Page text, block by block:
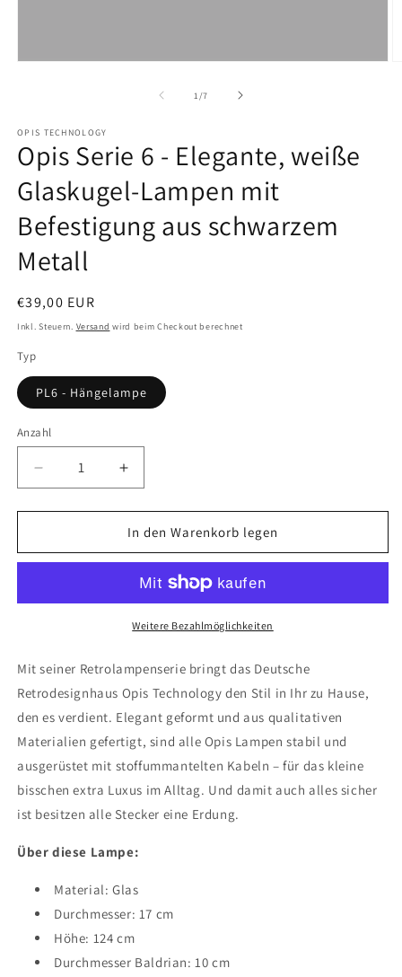
1 /von
7
OPIS TECHNOLOGY
Opis Serie 6 - Elegante, weiße
Glaskugel-Lampen mit
Befestigung aus schwarzem
Metall
Normaler
Preis
€39,00 EUR
Inkl. Steuern. Versand wird beim Checkout berechnet
Typ
PL6 - Hängelampe
Anzahl
Anzahl
Verringere
die
Menge
Opis
-
Glaskugel-
mit
Befestigung
aus
schwarzem
Metall
Erhöhe
die
Menge
für
Opis
-
Elegante,
Glaskugel-
mit
Befestigung
aus
schwarzem
Metall
In den Warenkorb legen
Weitere Bezahlmöglichkeiten
Mit seiner Retrolampenserie bringt das Deutsche
Retrodesignhaus Opis Technology den Stil in Ihr zu Hause,
den es verdient. Elegant geformt und aus qualitativen
Materialien gefertigt, sind alle Opis Lampen stabil und
ausgerüstet mit stoffummantelten Kabeln – für das kleine
bisschen extra Luxus im Alltag. Und damit auch alles sicher
ist besitzen alle Stecker eine Erdung.
Über diese Lampe:
Material: Glas
Durchmesser: 17 cm
Höhe: 124 cm
Durchmesser Baldrian: 10 cm